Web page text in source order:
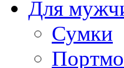
Для
Сумки